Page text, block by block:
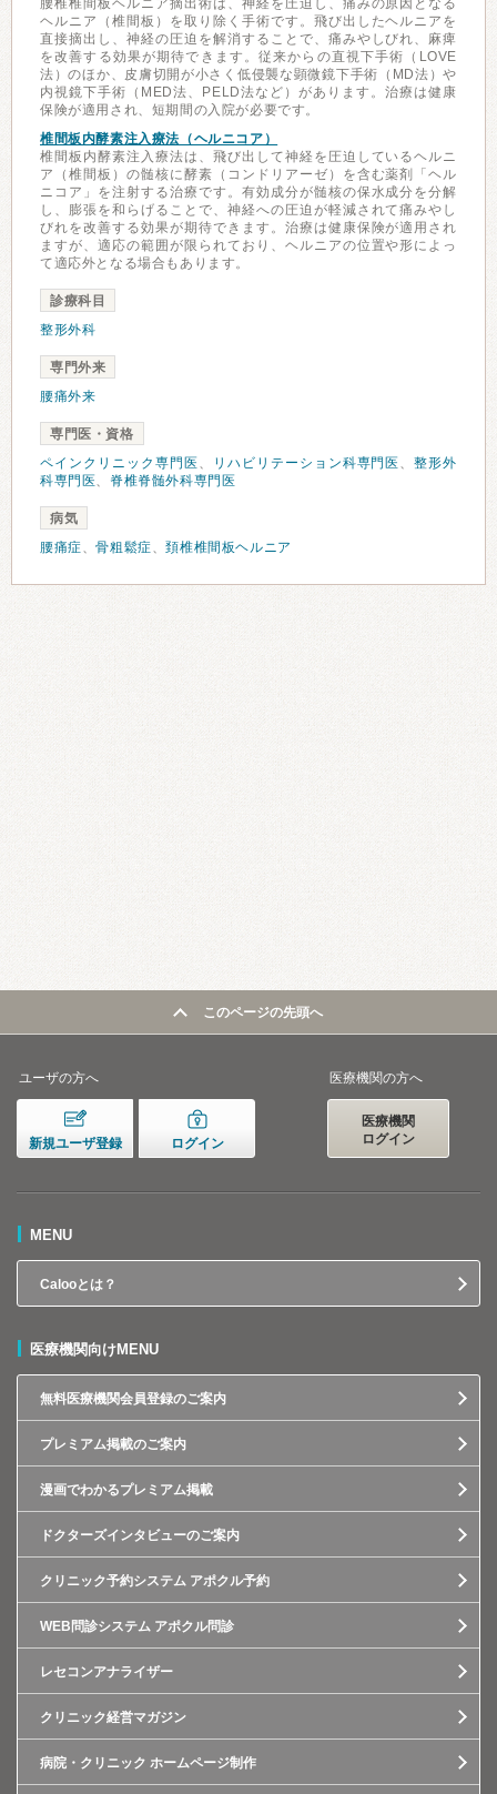
腰椎椎間板ヘルニア摘出術は、神経を圧迫し、痛みの原因となる
ヘルニア（椎間板）を取り除く手術です。飛び出したヘルニアを
直接摘出し、神経の圧迫を解消することで、痛みやしびれ、麻痺
を改善する効果が期待できます。従来からの直視下手術（LOVE
法）のほか、皮膚切開が小さく低侵襲な顕微鏡下手術（MD法）や
内視鏡下手術（MED法、PELD法など）があります。治療は健康
保険が適用され、短期間の入院が必要です。
椎間板内酵素注入療法（ヘルニコア）
椎間板内酵素注入療法は、飛び出して神経を圧迫しているヘルニ
ア（椎間板）の髄核に酵素（コンドリアーゼ）を含む薬剤「ヘル
ニコア」を注射する治療です。有効成分が髄核の保水成分を分解
し、膨張を和らげることで、神経への圧迫が軽減されて痛みやし
びれを改善する効果が期待できます。治療は健康保険が適用され
ますが、適応の範囲が限られており、ヘルニアの位置や形によっ
て適応外となる場合もあります。
診療科目
整形外科
専門外来
腰痛外来
専門医・資格
ペインクリニック専門医 、 リハビリテーション科専門医 、整形外
科専門医、 脊椎脊髄外科専門医
病気
腰痛症、骨粗鬆症、頚椎椎間板ヘルニア
このページの先頭へ
ユーザの方へ
新規ユーザ登録 ログイン
医療機関の方へ
医療機関
ログイン
MENU
Calooとは？
医療機関向けMENU
無料医療機関会員登録のご案内
プレミアム掲載のご案内
漫画でわかるプレミアム掲載
ドクターズインタビューのご案内
クリニック予約システム アポクル予約
WEB問診システム アポクル問診
レセコンアナライザー
クリニック経営マガジン
病院・クリニック ホームページ制作